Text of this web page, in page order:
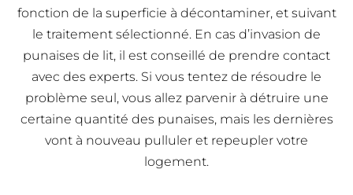
fonction de la superficie à décontaminer, et suivant
le traitement sélectionné. En cas d’invasion de
punaises de lit, il est conseillé de prendre contact
avec des experts. Si vous tentez de résoudre le
problème seul, vous allez parvenir à détruire une
certaine quantité des punaises, mais les dernières
vont à nouveau pulluler et repeupler votre
logement.